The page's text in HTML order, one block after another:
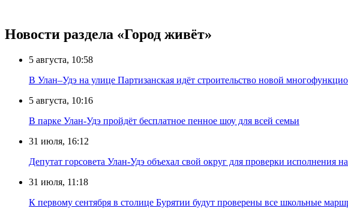
Новости раздела «Город живёт»
5 августа, 10:58
В Улан–Удэ на улице Партизанская идёт строительство новой
5 августа, 10:16
В парке Улан-Удэ пройдёт бесплатное пенное шоу для всей семьи
31 июля, 16:12
Депутат горсовета Улан-Удэ объехал свой округ для проверки исполнения
31 июля, 11:18
К первому сентября в столице Бурятии будут проверены все школьные